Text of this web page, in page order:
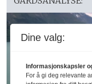
Dine valg:
Informasjonskapsler
For å gi deg relevante